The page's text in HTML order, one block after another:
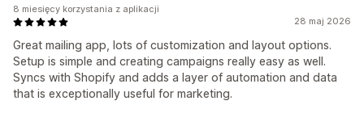
28 maj 2026
Great mailing app, lots of customization and layout options.
Setup is simple and creating campaigns really easy as well.
Syncs with Shopify and adds a layer of automation and data
that is exceptionally useful for marketing.
8 miesięcy korzystania z aplikacji